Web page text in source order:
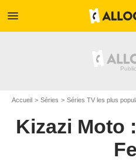
menu
Accueil Séries Séries TV les plus
Kizazi Moto